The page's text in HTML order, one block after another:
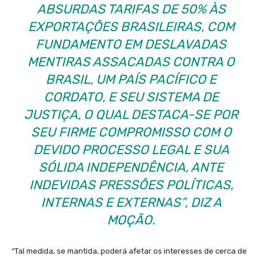
ABSURDAS TARIFAS DE 50% ÀS
EXPORTAÇÕES BRASILEIRAS, COM
FUNDAMENTO EM DESLAVADAS
MENTIRAS ASSACADAS CONTRA O
BRASIL, UM PAÍS PACÍFICO E
CORDATO, E SEU SISTEMA DE
JUSTIÇA, O QUAL DESTACA-SE POR
SEU FIRME COMPROMISSO COM O
DEVIDO PROCESSO LEGAL E SUA
SÓLIDA INDEPENDÊNCIA, ANTE
INDEVIDAS PRESSÕES POLÍTICAS,
INTERNAS E EXTERNAS”, DIZ A
MOÇÃO.
“Tal medida, se mantida, poderá afetar os interesses de cerca de